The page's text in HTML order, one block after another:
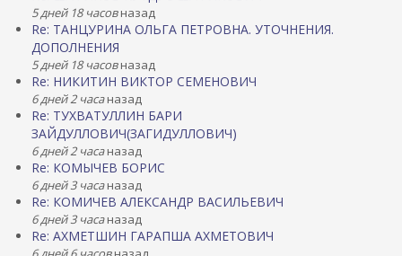
5 дней 18 часовназад
Re: ТАНЦУРИНА ОЛЬГА ПЕТРОВНА. УТОЧНЕНИЯ.
ДОПОЛНЕНИЯ
5 дней 18 часовназад
Re: НИКИТИН ВИКТОР СЕМЕНОВИЧ
6 дней 2 часаназад
Re: ТУХВАТУЛЛИН БАРИ
ЗАЙДУЛЛОВИЧ(ЗАГИДУЛЛОВИЧ)
6 дней 2 часаназад
Re: КОМЫЧЕВ БОРИС
6 дней 3 часаназад
Re: КОМИЧЕВ АЛЕКСАНДР ВАСИЛЬЕВИЧ
6 дней 3 часаназад
Re: АХМЕТШИН ГАРАПША АХМЕТОВИЧ